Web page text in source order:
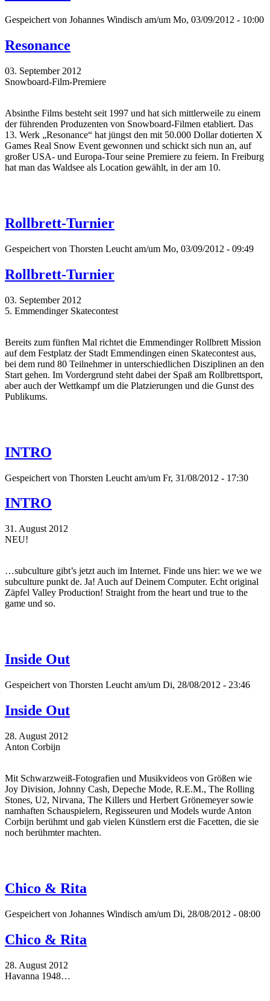
Gespeichert von Johannes Windisch am/um Mo, 03/09/2012 - 10:00
Resonance
03. September 2012
Snowboard-Film-Premiere
Absinthe Films besteht seit 1997 und hat sich mittlerweile zu einem
der führenden Produzenten von Snowboard-Filmen etabliert. Das
13. Werk „Resonance“ hat jüngst den mit 50.000 Dollar dotierten X
Games Real Snow Event gewonnen und schickt sich nun an, auf
großer USA- und Europa-Tour seine Premiere zu feiern. In Freiburg
hat man das Waldsee als Location gewählt, in der am 10.
Rollbrett-Turnier
Gespeichert von Thorsten Leucht am/um Mo, 03/09/2012 - 09:49
Rollbrett-Turnier
03. September 2012
5. Emmendinger Skatecontest
Bereits zum fünften Mal richtet die Emmendinger Rollbrett Mission
auf dem Festplatz der Stadt Emmendingen einen Skatecontest aus,
bei dem rund 80 Teilnehmer in unterschiedlichen Disziplinen an den
Start gehen. Im Vordergrund steht dabei der Spaß am Rollbrettsport,
aber auch der Wettkampf um die Platzierungen und die Gunst des
Publikums.
INTRO
Gespeichert von Thorsten Leucht am/um Fr, 31/08/2012 - 17:30
INTRO
31. August 2012
NEU!
…subculture gibt’s jetzt auch im Internet. Finde uns hier: we we we
subculture punkt de. Ja! Auch auf Deinem Computer. Echt original
Zäpfel Valley Production! Straight from the heart und true to the
game und so.
Inside Out
Gespeichert von Thorsten Leucht am/um Di, 28/08/2012 - 23:46
Inside Out
28. August 2012
Anton Corbijn
Mit Schwarzweiß-Fotografien und Musikvideos von Größen wie
Joy Division, Johnny Cash, Depeche Mode, R.E.M., The Rolling
Stones, U2, Nirvana, The Killers und Herbert Grönemeyer sowie
namhaften Schauspielern, Regisseuren und Models wurde Anton
Corbijn berühmt und gab vielen Künstlern erst die Facetten, die sie
noch berühmter machten.
Chico & Rita
Gespeichert von Johannes Windisch am/um Di, 28/08/2012 - 08:00
Chico & Rita
28. August 2012
Havanna 1948…